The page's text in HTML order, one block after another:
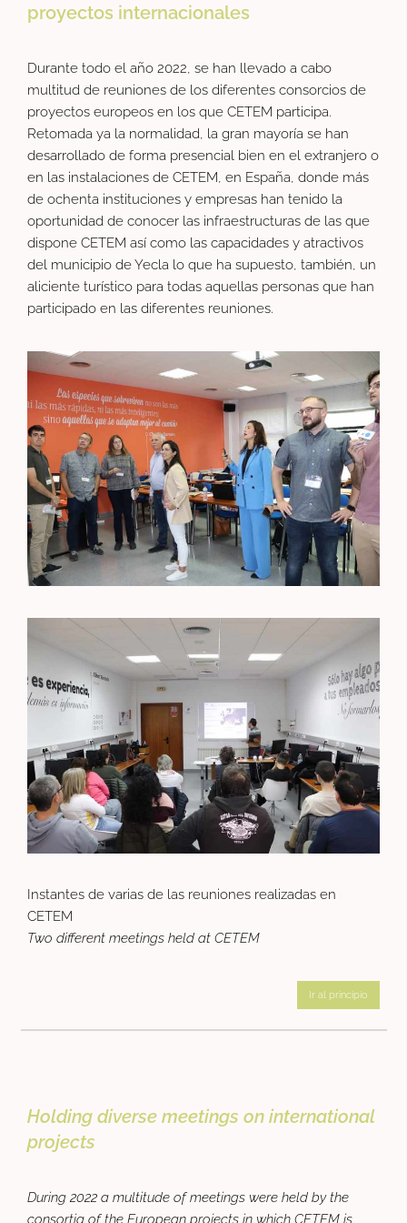
proyectos internacionales
Durante todo el año 2022, se han llevado a cabo
multitud de reuniones de los diferentes consorcios de
proyectos europeos en los que CETEM participa.
Retomada ya la normalidad, la gran mayoría se han
desarrollado de forma presencial bien en el extranjero o
en las instalaciones de CETEM, en España, donde más
de ochenta instituciones y empresas han tenido la
oportunidad de conocer las infraestructuras de las que
dispone CETEM así como las capacidades y atractivos
del municipio de Yecla lo que ha supuesto, también, un
aliciente turístico para todas aquellas personas que han
participado en las diferentes reuniones.
Instantes de varias de las reuniones realizadas en
CETEM
Two different meetings held at CETEM
Ir al principio
Holding diverse meetings on international
projects
During 2022 a multitude of meetings were held by the
consortia of the European projects in which CETEM is